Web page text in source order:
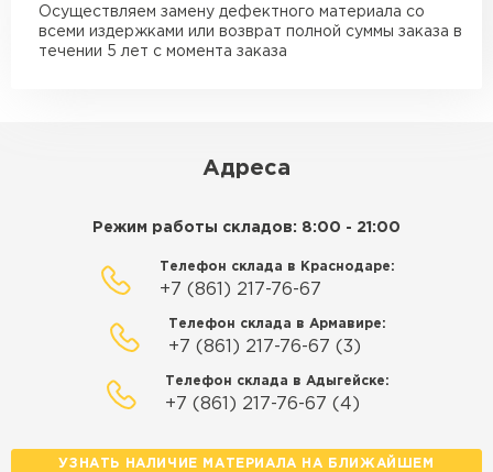
макс. длина груза 10 м
Манипулятор до 15 тн
Осуществляем замену дефектного материала со
всеми издержками или возврат полной суммы заказа в
течении 5 лет с момента заказа
Адреса
Режим работы складов: 8:00 - 21:00
Телефон склада в Краснодаре:
+7 (861) 217-76-67
Телефон склада в Армавире:
+7 (861) 217-76-67 (3)
Телефон склада в Адыгейске:
+7 (861) 217-76-67 (4)
УЗНАТЬ НАЛИЧИЕ МАТЕРИАЛА НА БЛИЖАЙШЕМ